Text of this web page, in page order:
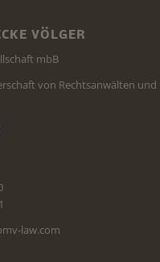
VÖLGER
mbB
von Rechtsanwälten und
law.com